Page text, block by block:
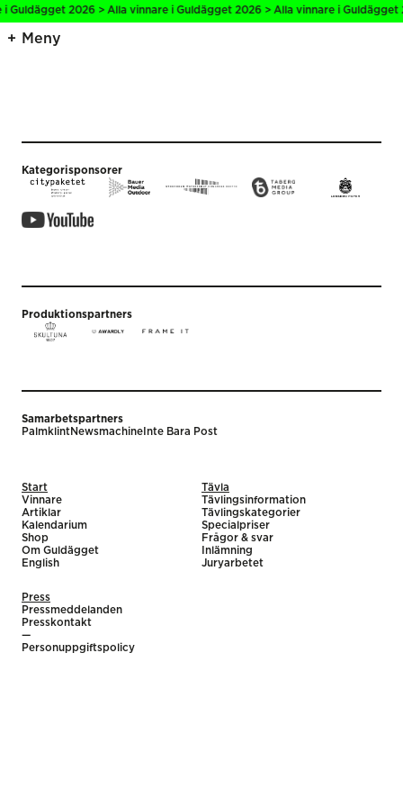
Guldägget 2026 > Alla vinnare i Guldägget 2026 > Alla vinnare i
Meny
Kategorisponsorer
Produktionspartners
Samarbetspartners
PalmklintNewsmachine Inte Bara Post
Start
Vinnare
Artiklar
Kalendarium
Shop
Om Guldägget
English
Tävla
Tävlingsinformation
Tävlingskategorier
Specialpriser
Frågor & svar
Inlämning
Juryarbetet
Press
Pressmeddelanden
Presskontakt
—
Personuppgiftspolicy